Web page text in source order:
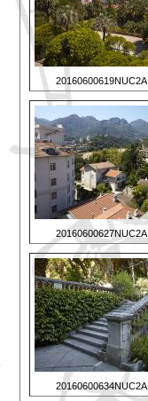
20160600619NUC2A
20160600627NUC2A
20160600634NUC2A